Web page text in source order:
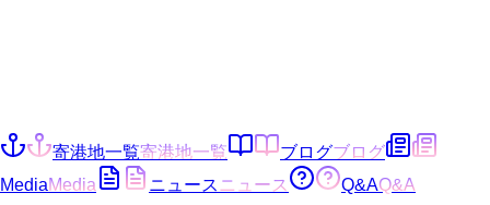
寄港地一覧寄港地一覧 ブログブログ
MediaMedia ニュース ニュース Q&AQ&A